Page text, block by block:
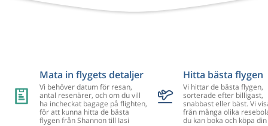
Mata in flygets detaljer
Vi behöver datum för resan,
antal resenärer, och om du vill
ha incheckat bagage på flighten,
för att kunna hitta de bästa
flygen från Shannon till Iasi
Hitta bästa flygen
Vi hittar de bästa flygen,
sorterade efter billigast,
snabbast eller bäst. Vi
från många olika
du kan boka och köpa